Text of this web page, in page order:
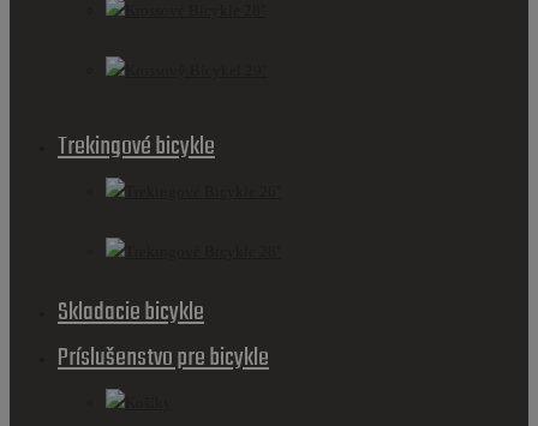
Trekingové bicykle
Skladacie bicykle
Príslušenstvo pre bicykle